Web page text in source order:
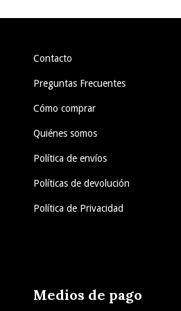
Contacto
Preguntas Frecuentes
Cómo comprar
Quiénes somos
Política de envíos
Políticas de devolución
Política de Privacidad
Medios de pago